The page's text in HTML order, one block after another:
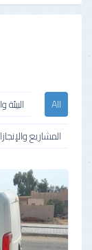
All
المشاريع